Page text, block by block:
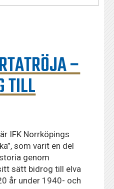
–
TILL
IFK Norrköpings
som varit en del
genom
sätt bidrog till elva
år under 1940- och